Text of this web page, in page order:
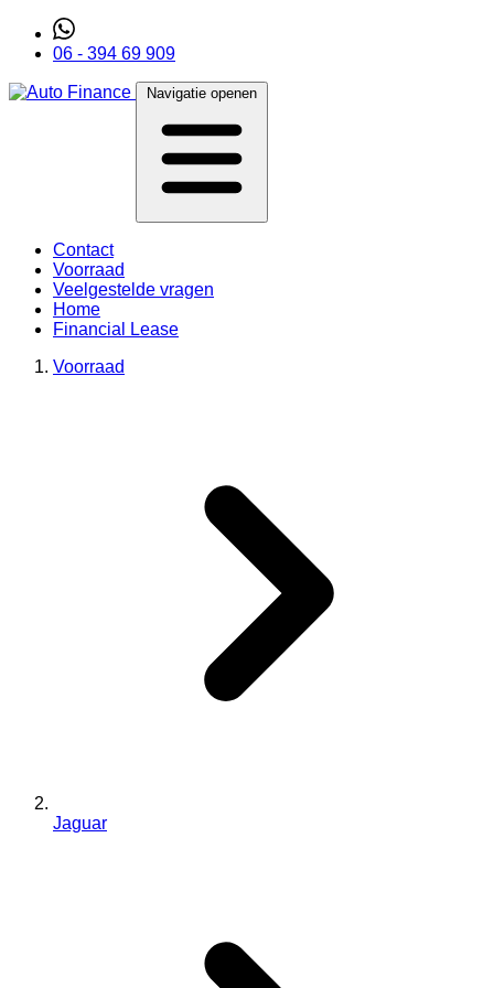
06 - 394 69 909
Navigatie openen
Contact
Voorraad
Veelgestelde vragen
Home
Financial Lease
Voorraad
Jaguar